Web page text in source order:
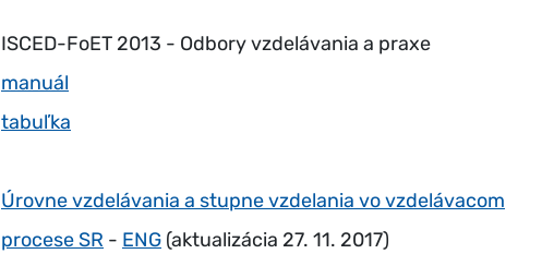
ISCED-FoET 2013 - Odbory vzdelávania a praxe
manuál
tabuľka
Úrovne vzdelávania a stupne vzdelania vo vzdelávacom
procese SR - ENG (aktualizácia 27. 11. 2017)